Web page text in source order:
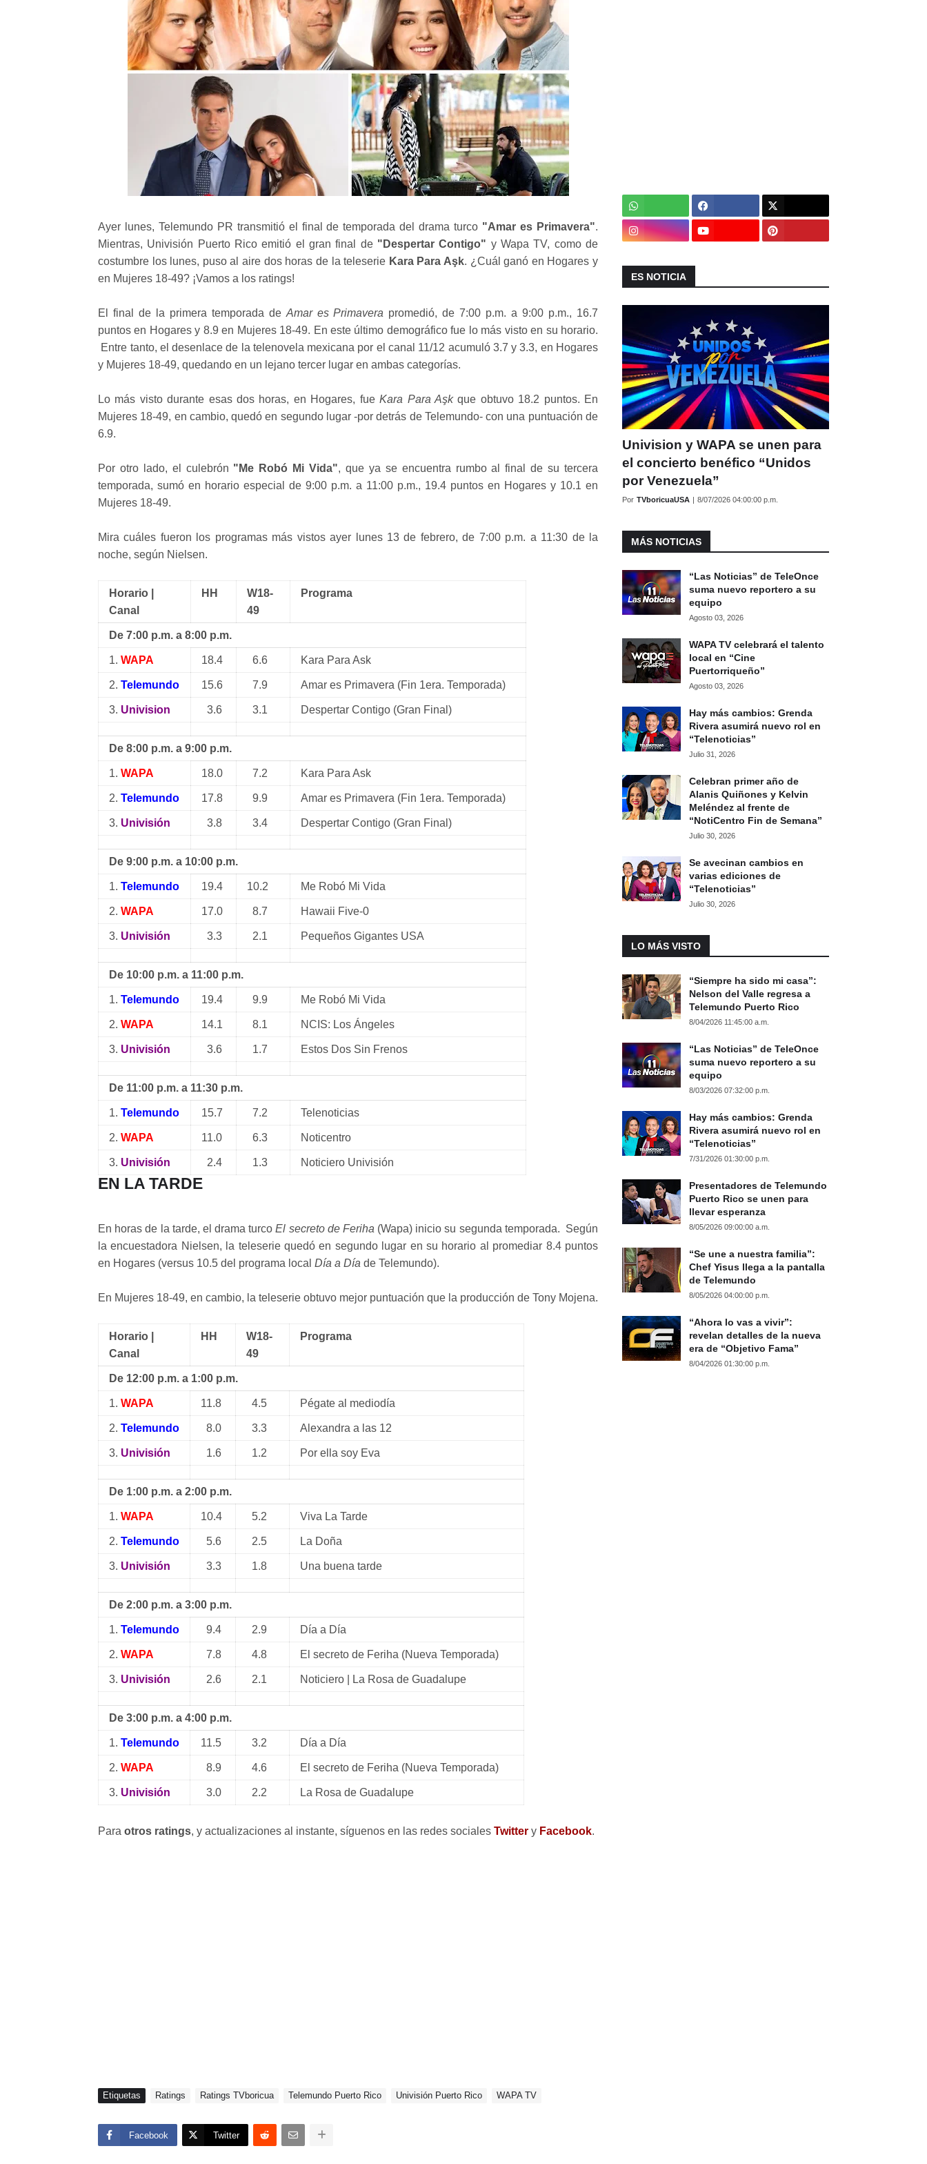
Ayer lunes, Telemundo PR transmitió el final de temporada del drama turco "Amar es Primavera".
Mientras, Univisión Puerto Rico emitió el gran final de "Despertar Contigo" y Wapa TV, como de
costumbre los lunes, puso al aire dos horas de la teleserie Kara Para Aşk. ¿Cuál ganó en Hogares y
en Mujeres 18-49? ¡Vamos a los ratings!
El final de la primera temporada de Amar es Primavera promedió, de 7:00 p.m. a 9:00 p.m., 16.7
puntos en Hogares y 8.9 en Mujeres 18-49. En este último demográfico fue lo más visto en su horario.
Entre tanto, el desenlace de la telenovela mexicana por el canal 11/12 acumuló 3.7 y 3.3, en Hogares
y Mujeres 18-49, quedando en un lejano tercer lugar en ambas categorías.
Lo más visto durante esas dos horas, en Hogares, fueKara Para Aşkque obtuvo 18.2 puntos. En
Mujeres 18-49, en cambio, quedó en segundo lugar -por detrás de Telemundo- con una puntuación de
6.9.
Por otro lado, el culebrón "Me Robó Mi Vida", que ya se encuentra rumbo al final de su tercera
temporada, sumó en horario especial de 9:00 p.m. a 11:00 p.m., 19.4 puntos en Hogares y 10.1 en
Mujeres 18-49.
Mira cuáles fueron los programas más vistos ayer lunes 13 de febrero, de 7:00 p.m. a 11:30 de la
noche, según Nielsen.
Horario |
Canal
HH
W18-
49
Programa
De 7:00 p.m. a 8:00 p.m.
1. WAPA 18.4 6.6 Kara Para Ask
2. Telemundo 15.6 7.9 Amar es Primavera (Fin 1era. Temporada)
3. Univision 3.6 3.1 Despertar Contigo (Gran Final)
De 8:00 p.m. a 9:00 p.m.
1. WAPA 18.0 7.2 Kara Para Ask
2. Telemundo 17.8 9.9 Amar es Primavera (Fin 1era. Temporada)
3. Univisión 3.8 3.4 Despertar Contigo (Gran Final)
De 9:00 p.m. a 10:00 p.m.
1. Telemundo 19.4 10.2 Me Robó Mi Vida
2. WAPA 17.0 8.7 Hawaii Five-0
3. Univisión 3.3 2.1 Pequeños Gigantes USA
De 10:00 p.m. a 11:00 p.m.
1. Telemundo 19.4 9.9 Me Robó Mi Vida
2. WAPA 14.1 8.1 NCIS: Los Ángeles
3. Univisión 3.6 1.7 Estos Dos Sin Frenos
De 11:00 p.m. a 11:30 p.m.
1. Telemundo 15.7 7.2 Telenoticias
2. WAPA 11.0 6.3 Noticentro
3. Univisión 2.4 1.3 Noticiero Univisión
EN LA TARDE
En horas de la tarde, el drama turcoEl secreto de Feriha (Wapa) inicio su segunda temporada. Según
la encuestadora Nielsen, la teleserie quedó en segundo lugar en su horario al promediar 8.4 puntos
en Hogares (versus 10.5 del programa local Día a Día de Telemundo).
En Mujeres 18-49, en cambio, la teleserie obtuvo mejor puntuación que la producción de Tony Mojena.
Horario |
Canal
HH
W18-
49
Programa
De 12:00 p.m. a 1:00 p.m.
1. WAPA 11.8 4.5 Pégate al mediodía
2. Telemundo 8.0 3.3 Alexandra a las 12
3. Univisión 1.6 1.2 Por ella soy Eva
De 1:00 p.m. a 2:00 p.m.
1. WAPA 10.4 5.2 Viva La Tarde
2. Telemundo 5.6 2.5 La Doña
3. Univisión 3.3 1.8 Una buena tarde
De 2:00 p.m. a 3:00 p.m.
1. Telemundo 9.4 2.9 Día a Día
2. WAPA 7.8 4.8 El secreto de Feriha (Nueva Temporada)
3. Univisión 2.6 2.1 Noticiero | La Rosa de Guadalupe
De 3:00 p.m. a 4:00 p.m.
1. Telemundo 11.5 3.2 Día a Día
2. WAPA 8.9 4.6 El secreto de Feriha (Nueva Temporada)
3. Univisión 3.0 2.2 La Rosa de Guadalupe
Para otros ratings, y actualizaciones al instante, síguenos en las redes sociales Twitter y Facebook.
Etiquetas Ratings Ratings TVboricua Telemundo Puerto Rico Univisión Puerto Rico WAPA TV
Facebook Twitter
ES NOTICIA
Univision y WAPA se unen para
el concierto benéfico “Unidos
por Venezuela”
Por TVboricuaUSA | 8/07/2026 04:00:00 p.m.
MÁS NOTICIAS
“Las Noticias” de TeleOnce
suma nuevo reportero a su
equipo
Agosto 03, 2026
WAPA TV celebrará el talento
local en “Cine
Puertorriqueño”
Agosto 03, 2026
Hay más cambios: Grenda
Rivera asumirá nuevo rol en
“Telenoticias”
Julio 31, 2026
Celebran primer año de
Alanis Quiñones y Kelvin
Meléndez al frente de
“NotiCentro Fin de Semana”
Julio 30, 2026
Se avecinan cambios en
varias ediciones de
“Telenoticias”
Julio 30, 2026
LO MÁS VISTO
“Siempre ha sido mi casa”:
Nelson del Valle regresa a
Telemundo Puerto Rico
8/04/2026 11:45:00 a.m.
“Las Noticias” de TeleOnce
suma nuevo reportero a su
equipo
8/03/2026 07:32:00 p.m.
Hay más cambios: Grenda
Rivera asumirá nuevo rol en
“Telenoticias”
7/31/2026 01:30:00 p.m.
Presentadores de Telemundo
Puerto Rico se unen para
llevar esperanza
8/05/2026 09:00:00 a.m.
“Se une a nuestra familia”:
Chef Yisus llega a la pantalla
de Telemundo
8/05/2026 04:00:00 p.m.
“Ahora lo vas a vivir”:
revelan detalles de la nueva
era de “Objetivo Fama”
8/04/2026 01:30:00 p.m.